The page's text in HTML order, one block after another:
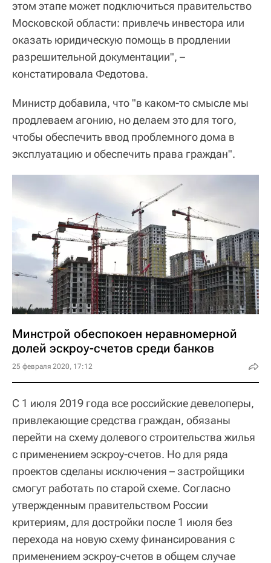
этом этапе может подключиться правительство
Московской области: привлечь инвестора или
оказать юридическую помощь в продлении
разрешительной документации", –
констатировала Федотова.
Министр добавила, что "в каком-то смысле мы
продлеваем агонию, но делаем это для того,
чтобы обеспечить ввод проблемного дома в
эксплуатацию и обеспечить права граждан".
Минстрой обеспокоен неравномерной
долей эскроу-счетов среди банков
25 февраля 2020, 17:12
С 1 июля 2019 года все российские девелоперы,
привлекающие средства граждан, обязаны
перейти на схему долевого строительства жилья
с применением эскроу-счетов. Но для ряда
проектов сделаны исключения – застройщики
смогут работать по старой схеме. Согласно
утвержденным правительством России
критериям, для достройки после 1 июля без
перехода на новую схему финансирования с
применением эскроу-счетов в общем случае